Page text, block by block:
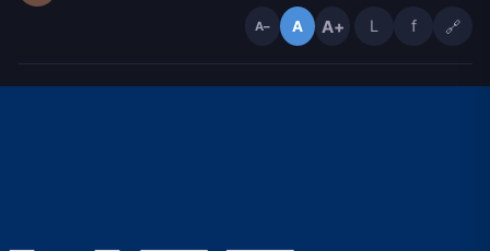
A− A A+ L f 🔗